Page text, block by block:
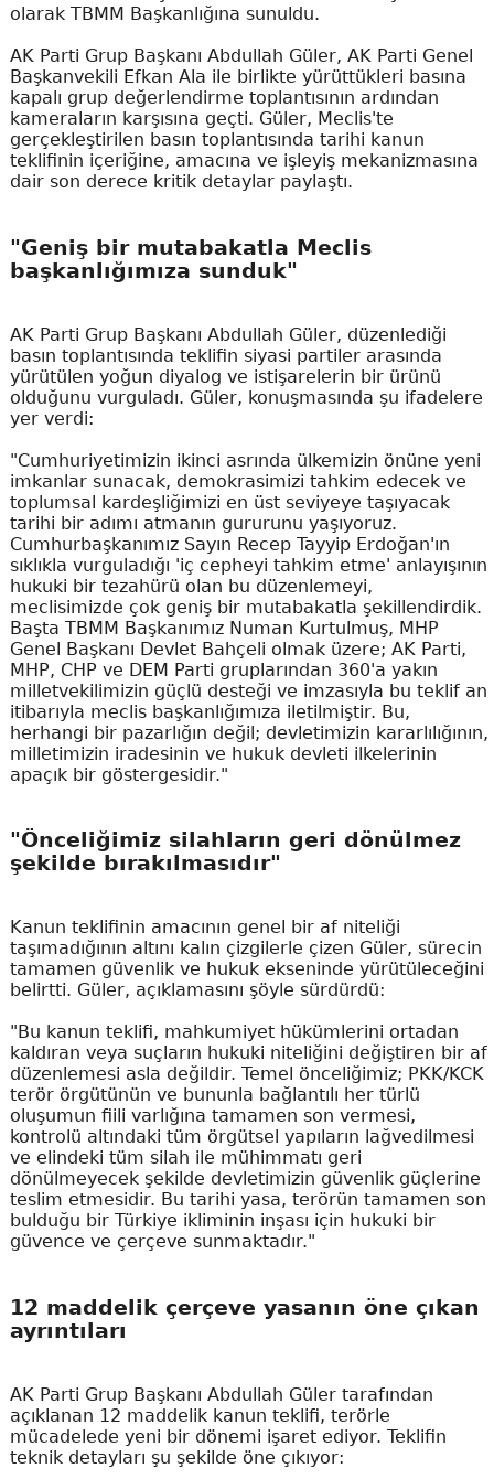
olarak TBMM Başkanlığına sunuldu.
AK Parti Grup Başkanı Abdullah Güler, AK Parti Genel
Başkanvekili Efkan Ala ile birlikte yürüttükleri basına
kapalı grup değerlendirme toplantısının ardından
kameraların karşısına geçti. Güler, Meclis'te
gerçekleştirilen basın toplantısında tarihi kanun
teklifinin içeriğine, amacına ve işleyiş mekanizmasına
dair son derece kritik detaylar paylaştı.
"Geniş bir mutabakatla Meclis
başkanlığımıza sunduk"
AK Parti Grup Başkanı Abdullah Güler, düzenlediği
basın toplantısında teklifin siyasi partiler arasında
yürütülen yoğun diyalog ve istişarelerin bir ürünü
olduğunu vurguladı. Güler, konuşmasında şu ifadelere
yer verdi:
"Cumhuriyetimizin ikinci asrında ülkemizin önüne yeni
imkanlar sunacak, demokrasimizi tahkim edecek ve
toplumsal kardeşliğimizi en üst seviyeye taşıyacak
tarihi bir adımı atmanın gururunu yaşıyoruz.
Cumhurbaşkanımız Sayın Recep Tayyip Erdoğan'ın
sıklıkla vurguladığı 'iç cepheyi tahkim etme' anlayışının
hukuki bir tezahürü olan bu düzenlemeyi,
meclisimizde çok geniş bir mutabakatla şekillendirdik.
Başta TBMM Başkanımız Numan Kurtulmuş, MHP
Genel Başkanı Devlet Bahçeli olmak üzere; AK Parti,
MHP, CHP ve DEM Parti gruplarından 360'a yakın
milletvekilimizin güçlü desteği ve imzasıyla bu teklif an
itibarıyla meclis başkanlığımıza iletilmiştir. Bu,
herhangi bir pazarlığın değil; devletimizin kararlılığının,
milletimizin iradesinin ve hukuk devleti ilkelerinin
apaçık bir göstergesidir."
"Önceliğimiz silahların geri dönülmez
şekilde bırakılmasıdır"
Kanun teklifinin amacının genel bir af niteliği
taşımadığının altını kalın çizgilerle çizen Güler, sürecin
tamamen güvenlik ve hukuk ekseninde yürütüleceğini
belirtti. Güler, açıklamasını şöyle sürdürdü:
"Bu kanun teklifi, mahkumiyet hükümlerini ortadan
kaldıran veya suçların hukuki niteliğini değiştiren bir af
düzenlemesi asla değildir. Temel önceliğimiz; PKK/KCK
terör örgütünün ve bununla bağlantılı her türlü
oluşumun fiili varlığına tamamen son vermesi,
kontrolü altındaki tüm örgütsel yapıların lağvedilmesi
ve elindeki tüm silah ile mühimmatı geri
dönülmeyecek şekilde devletimizin güvenlik güçlerine
teslim etmesidir. Bu tarihi yasa, terörün tamamen son
bulduğu bir Türkiye ikliminin inşası için hukuki bir
güvence ve çerçeve sunmaktadır."
12 maddelik çerçeve yasanın öne çıkan
ayrıntıları
AK Parti Grup Başkanı Abdullah Güler tarafından
açıklanan 12 maddelik kanun teklifi, terörle
mücadelede yeni bir dönemi işaret ediyor. Teklifin
teknik detayları şu şekilde öne çıkıyor: